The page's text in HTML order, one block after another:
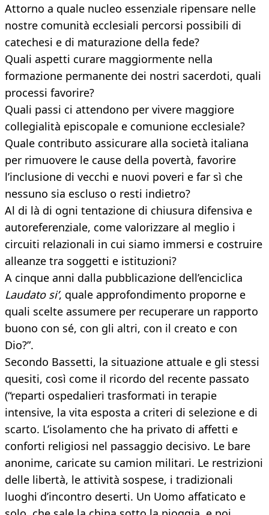
Attorno a quale nucleo essenziale ripensare nelle
nostre comunità ecclesiali percorsi possibili di
catechesi e di maturazione della fede?
Quali aspetti curare maggiormente nella
formazione permanente dei nostri sacerdoti, quali
processi favorire?
Quali passi ci attendono per vivere maggiore
collegialità episcopale e comunione ecclesiale?
Quale contributo assicurare alla società italiana
per rimuovere le cause della povertà, favorire
l’inclusione di vecchi e nuovi poveri e far sì che
nessuno sia escluso o resti indietro?
Al di là di ogni tentazione di chiusura difensiva e
autoreferenziale, come valorizzare al meglio i
circuiti relazionali in cui siamo immersi e costruire
alleanze tra soggetti e istituzioni?
A cinque anni dalla pubblicazione dell’enciclica
Laudato si’, quale approfondimento proporne e
quali scelte assumere per recuperare un rapporto
buono con sé, con gli altri, con il creato e con
Dio?”.
Secondo Bassetti, la situazione attuale e gli stessi
quesiti, così come il ricordo del recente passato
(“reparti ospedalieri trasformati in terapie
intensive, la vita esposta a criteri di selezione e di
scarto. L’isolamento che ha privato di affetti e
conforti religiosi nel passaggio decisivo. Le bare
anonime, caricate su camion militari. Le restrizioni
delle libertà, le attività sospese, i tradizionali
luoghi d’incontro deserti. Un Uomo affaticato e